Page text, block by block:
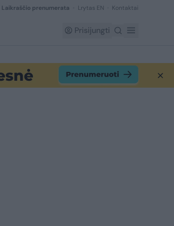
Laikraščio prenumerata Lrytas EN Kontaktai
Prisijungti